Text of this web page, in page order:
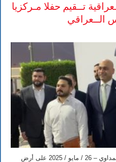
تــقيم حفلا مـركزيا
الــعراقي
الغربية – خاص – متابعة – ثائر المحمداوي – 26 / مايو / 2025 على أرض